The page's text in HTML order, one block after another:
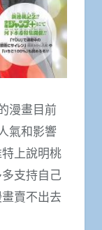
漫畫目前
氣和影響
上說明桃
支持自己
賣不出去